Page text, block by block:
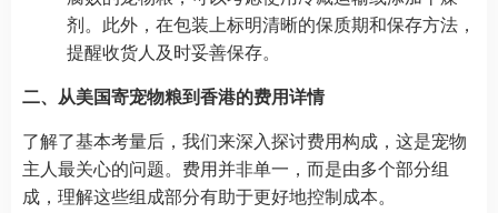
剂。此外，在包装上标明清晰的保质期和保存方法，
提醒收货人及时妥善保存。
二、从美国寄宠物粮到香港的费用详情
了解了基本考量后，我们来深入探讨费用构成，这是宠物
主人最关心的问题。费用并非单一，而是由多个部分组
成，理解这些组成部分有助于更好地控制成本。